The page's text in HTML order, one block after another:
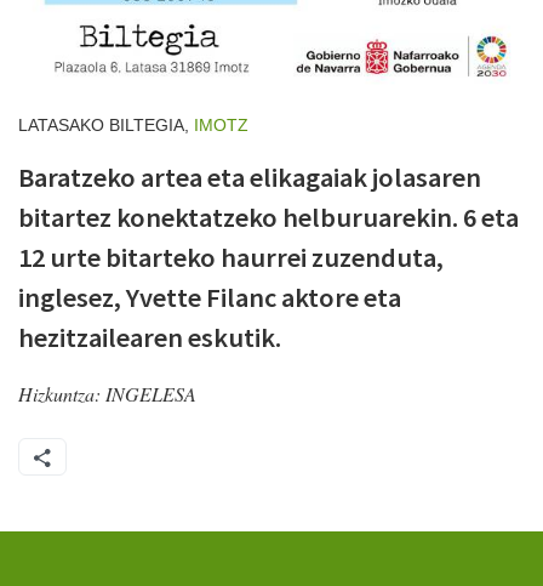
LATASAKO BILTEGIA, IMOTZ
Baratzeko artea eta elikagaiak jolasaren
bitartez konektatzeko helburuarekin. 6 eta
12 urte bitarteko haurrei zuzenduta,
inglesez, Yvette Filanc aktore eta
hezitzailearen eskutik.
Hizkuntza: INGELESA